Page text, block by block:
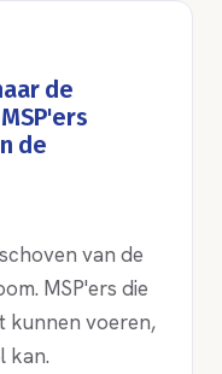
de
de
van de
MSP'ers die
kunnen voeren,
kan.